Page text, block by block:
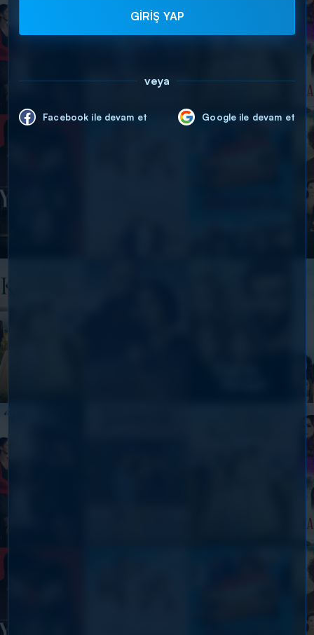
GİRİŞ YAP
veya
Facebook ile devam et Google ile devam et